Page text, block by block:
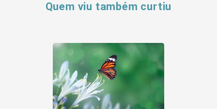
Quem viu também curtiu